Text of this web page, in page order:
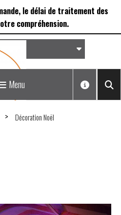
le délai de traitement des
compréhension.
réception &
Menu
Décoration Noël